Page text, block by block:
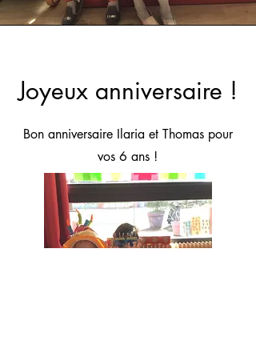
Joyeux anniversaire !
Bon anniversaire Ilaria et Thomas pour
vos 6 ans !